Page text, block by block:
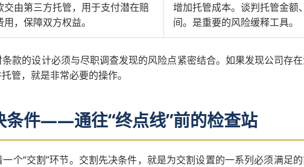
交由第三方托管，用于支付潜在赔
，保障双方权益。
增加托管成本。谈判托管金额
间。是重要的风险缓释工具。
款的设计必须与尽职调查发现的风险点紧密结合。如果发现公司存
管，就是非常必要的操作。
条件——通往“终点线”前的检查站
个“交割”环节。交割先决条件，就是为交割设置的一系列必须满足